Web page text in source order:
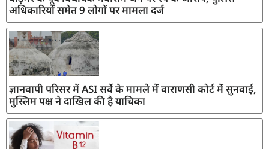
अधिकारियों समेत 9 लोगों पर मामला दर्ज
ज्ञानवापी परिसर में ASI सर्वे के मामले में वाराणसी कोर्ट में सुनवाई,
मुस्लिम पक्ष ने दाखिल की है याचिका